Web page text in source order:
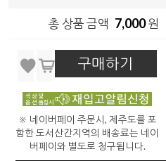
총 상품 금액 7,000원
구매하기
※ 네이버페이 주문시, 제주도를 포
함한 도서산간지역의 배송료는 네이
버페이와 별도로 청구됩니다.